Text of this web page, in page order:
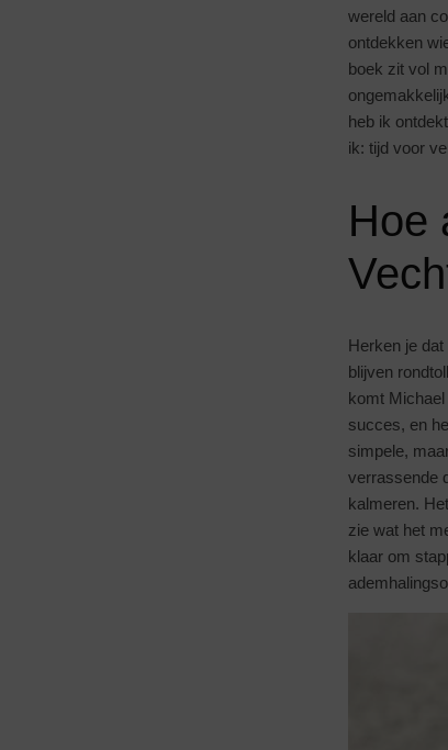
wereld aan
ontdekken
boek zit vol
heb ik
ik: tijd voor
Hoe
Herken je
blijven
komt
succes, en
simpele,
verrassende
kalmeren.
zie wat het
klaar om